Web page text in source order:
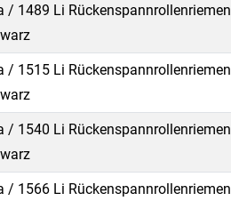
/ 1489 Li Rückenspannrollenriemen
/ 1515 Li Rückenspannrollenriemen
/ 1540 Li Rückenspannrollenriemen
/ 1566 Li Rückenspannrollenriemen